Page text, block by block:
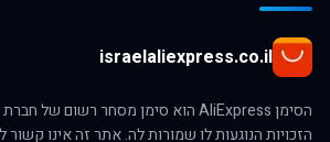
israelaliexpress.co.il